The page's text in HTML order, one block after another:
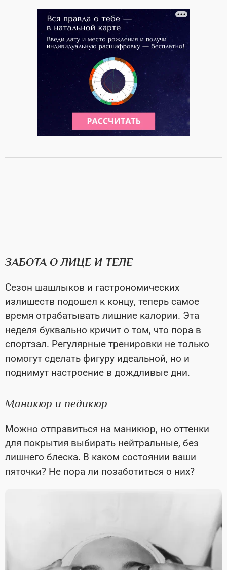
ЗАБОТА О ЛИЦЕ И ТЕЛЕ
Сезон шашлыков и гастрономических
излишеств подошел к концу, теперь самое
время отрабатывать лишние калории. Эта
неделя буквально кричит о том, что пора в
спортзал. Регулярные тренировки не только
помогут сделать фигуру идеальной, но и
поднимут настроение в дождливые дни.
Маникюр и педикюр
Можно отправиться на маникюр, но оттенки
для покрытия выбирать нейтральные, без
лишнего блеска. В каком состоянии ваши
пяточки? Не пора ли позаботиться о них?